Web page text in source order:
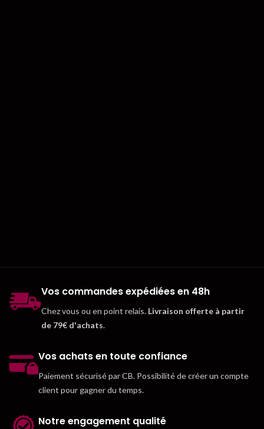
Vos commandes expédiées en 48h
Chez vous ou en point relais. Livraison offerte à partir
de 79€ d'achats.
Vos achats en toute confiance
Paiement sécurisé par CB. Possibilité de créer un compte
client pour gagner du temps.
Notre engagement qualité